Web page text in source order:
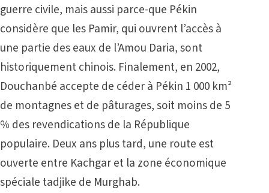
guerre civile, mais aussi parce-que Pékin
considère que les Pamir, qui ouvrent l’accès à
une partie des eaux de l’Amou Daria, sont
historiquement chinois. Finalement, en 2002,
Douchanbé accepte de céder à Pékin 1 000 km²
de montagnes et de pâturages, soit moins de 5
% des revendications de la République
populaire. Deux ans plus tard, une route est
ouverte entre Kachgar et la zone économique
spéciale tadjike de Murghab.